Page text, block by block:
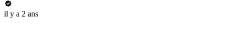
il y a 2 ans